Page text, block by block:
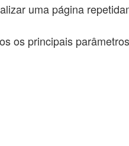
uma página
os principais